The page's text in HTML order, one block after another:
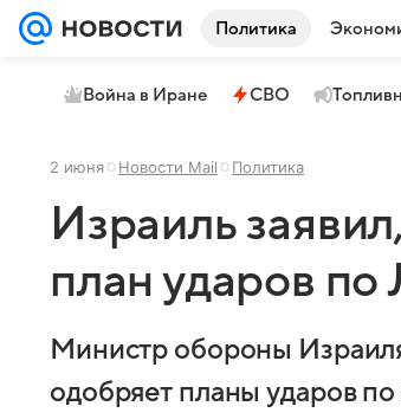
Политика
Война в Иране СВО
2 июня Новости Mail Политика
Израиль
план ударов по
Министр обороны
одобряет планы ударов